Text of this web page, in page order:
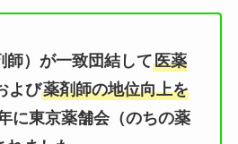
師）が一致団結して医薬
よび薬剤師の地位向上を
に東京薬舗会（のちの薬